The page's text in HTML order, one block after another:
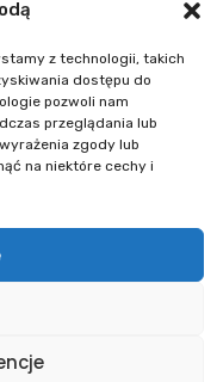
z technologii, takich
dostępu do
pozwoli nam
przeglądania lub
zgody lub
na niektóre cechy i
i Kartografii
27
plików cookies